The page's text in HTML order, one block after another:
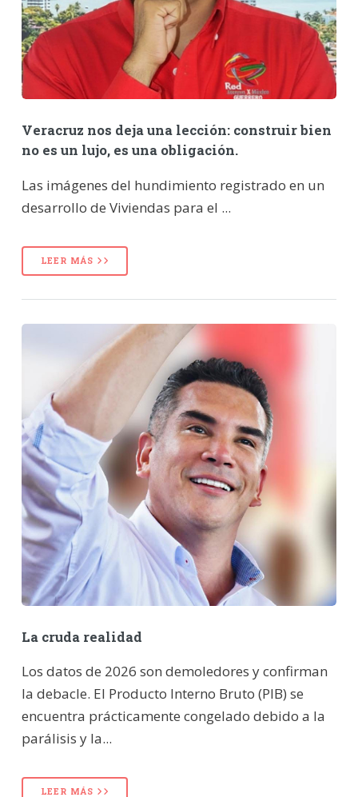
Veracruz nos deja una lección: construir bien
no es un lujo, es una obligación.
Las imágenes del hundimiento registrado en un
desarrollo de Viviendas para el ...
LEER MÁS
La cruda realidad
Los datos de 2026 son demoledores y confirman
la debacle. El Producto Interno Bruto (PIB) se
encuentra prácticamente congelado debido a la
parálisis y la...
LEER MÁS